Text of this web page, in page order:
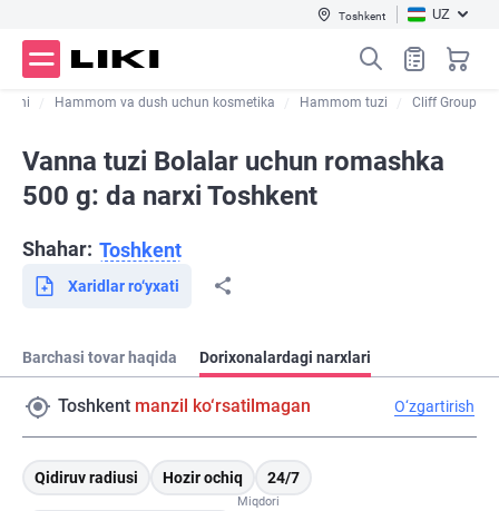
Toshkent UZ
Hammom va dush uchun kosmetika Hammom tuzi Cliff Group
Vanna tuzi Bolalar uchun romashka
500 g: da narxi Toshkent
Shahar: Toshkent
Xaridlar ro‘yxati
Barchasi tovar haqida Dorixonalardagi narxlari
Toshkent manzil ko‘rsatilmagan O‘zgartirish
Qidiruv radiusi Hozir ochiq 24/7
Miqdori